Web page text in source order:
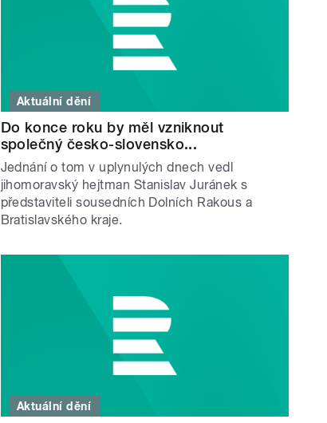
Aktuální dění
Do konce roku by měl vzniknout
společný česko-slovensko...
Jednání o tom v uplynulých dnech vedl
jihomoravský hejtman Stanislav Juránek s
představiteli sousedních Dolních Rakous a
Bratislavského kraje.
Aktuální dění